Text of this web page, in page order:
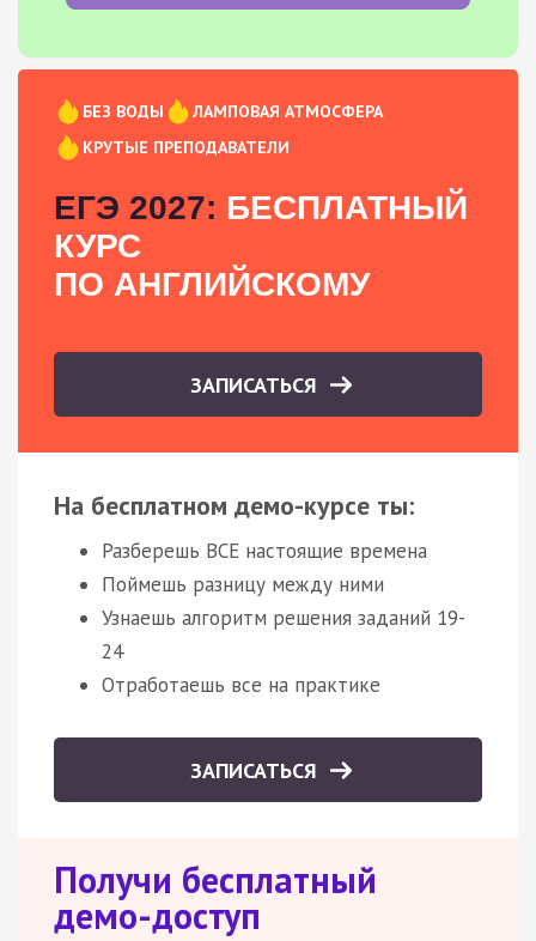
БЕЗ ВОДЫ
ЛАМПОВАЯ АТМОСФЕРА
КРУТЫЕ ПРЕПОДАВАТЕЛИ
ЕГЭ 2027: БЕСПЛАТНЫЙ
КУРС
ПО АНГЛИЙСКОМУ
ЗАПИСАТЬСЯ
На бесплатном демо-курсе ты:
Разберешь ВСЕ настоящие времена
Поймешь разницу между ними
Узнаешь алгоритм решения заданий 19-
24
Отработаешь все на практике
ЗАПИСАТЬСЯ
Получи бесплатный
демо-доступ